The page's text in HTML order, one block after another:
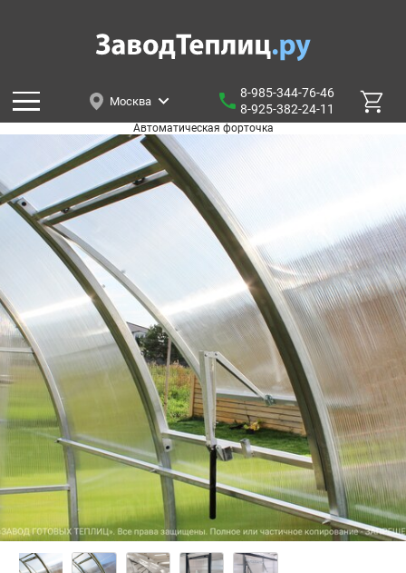
Москва
8-985-344-76-46
8-925-382-24-11
Автоматическая форточка